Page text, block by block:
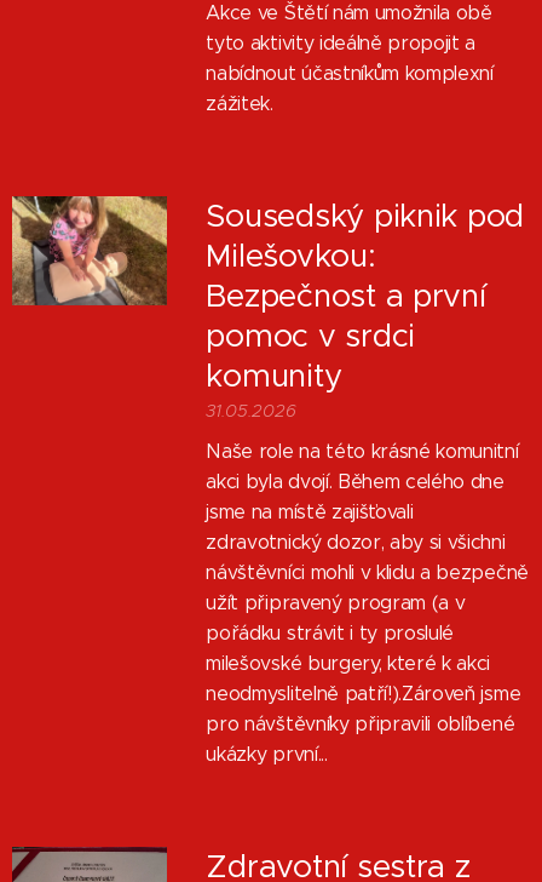
Akce ve Štětí nám umožnila obě
tyto aktivity ideálně propojit a
nabídnout účastníkům komplexní
zážitek.
Sousedský piknik pod
Milešovkou:
Bezpečnost a první
pomoc v srdci
komunity
31.05.2026
Naše role na této krásné komunitní
akci byla dvojí. Během celého dne
jsme na místě zajišťovali
zdravotnický dozor, aby si všichni
návštěvníci mohli v klidu a bezpečně
užít připravený program (a v
pořádku strávit i ty proslulé
milešovské burgery, které k akci
neodmyslitelně patří!).Zároveň jsme
pro návštěvníky připravili oblíbené
ukázky první...
Zdravotní sestra z